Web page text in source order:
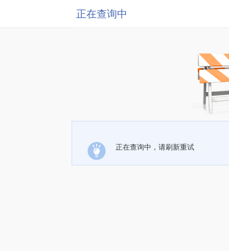
正在查询中
正在查询中，请刷新重试